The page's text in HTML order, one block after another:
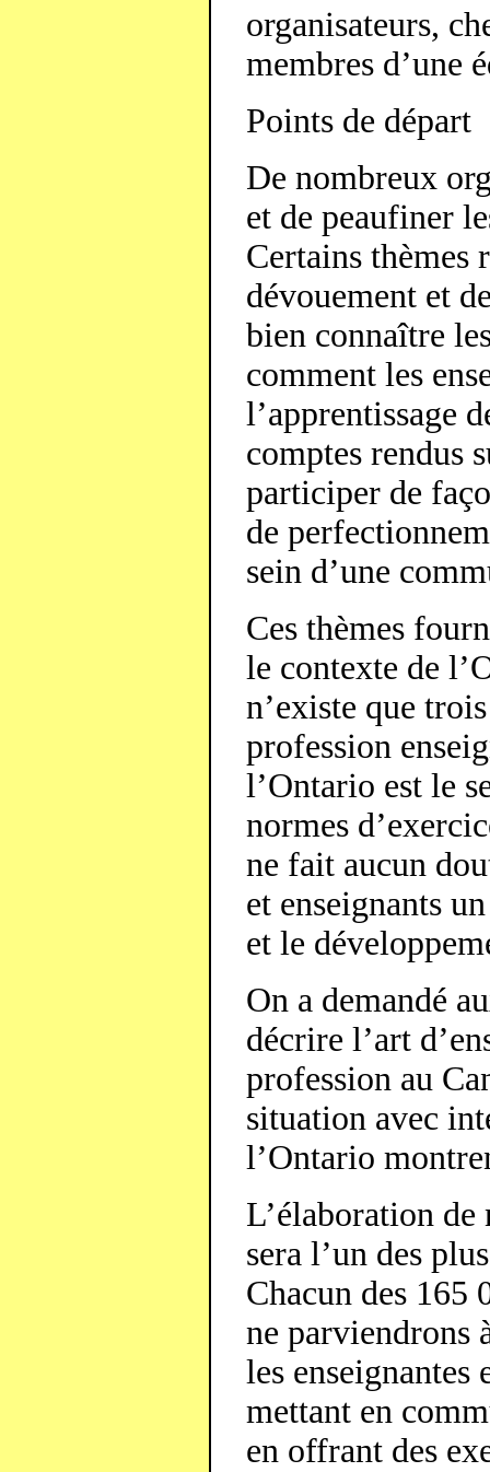
organisateurs,
membres d’une
Points de départ
De nombreux
et de peaufiner
Certains thèmes
dévouement et
bien connaître
comment les
l’apprentissage
comptes rendus
participer de
de
sein d’une
Ces thèmes
le contexte de
n’existe que
profession
l’Ontario est le
normes
ne fait aucun
et enseignants
et le
On a demandé
décrire l’art
profession au
situation avec
l’Ontario
L’élaboration de
sera l’un des
Chacun des 165
ne parviendrons
les enseignantes
mettant en
en offrant des